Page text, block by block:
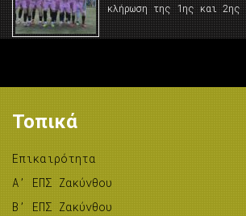
κλήρωση της 1ης και 2ης …
Τοπικά
Επικαιρότητα
A’ ΕΠΣ Ζακύνθου
B’ ΕΠΣ Ζακύνθου